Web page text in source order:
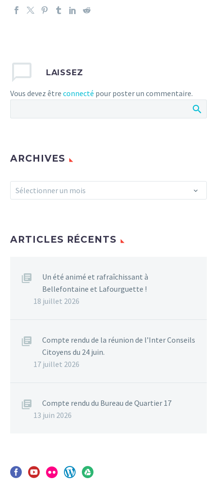
LAISSEZ
Vous devez être connecté pour poster un commentaire.
ARCHIVES
Archives
Sélectionner un mois
ARTICLES RÉCENTS
Un été animé et rafraîchissant à
Bellefontaine et Lafourguette !
18 juillet 2026
Compte rendu de la réunion de l’Inter Conseils
Citoyens du 24 juin.
17 juillet 2026
Compte rendu du Bureau de Quartier 17
13 juin 2026